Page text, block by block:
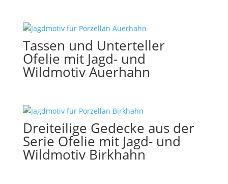
Tassen und Unterteller
Ofelie mit Jagd- und
Wildmotiv Auerhahn
Dreiteilige Gedecke aus der
Serie Ofelie mit Jagd- und
Wildmotiv Birkhahn